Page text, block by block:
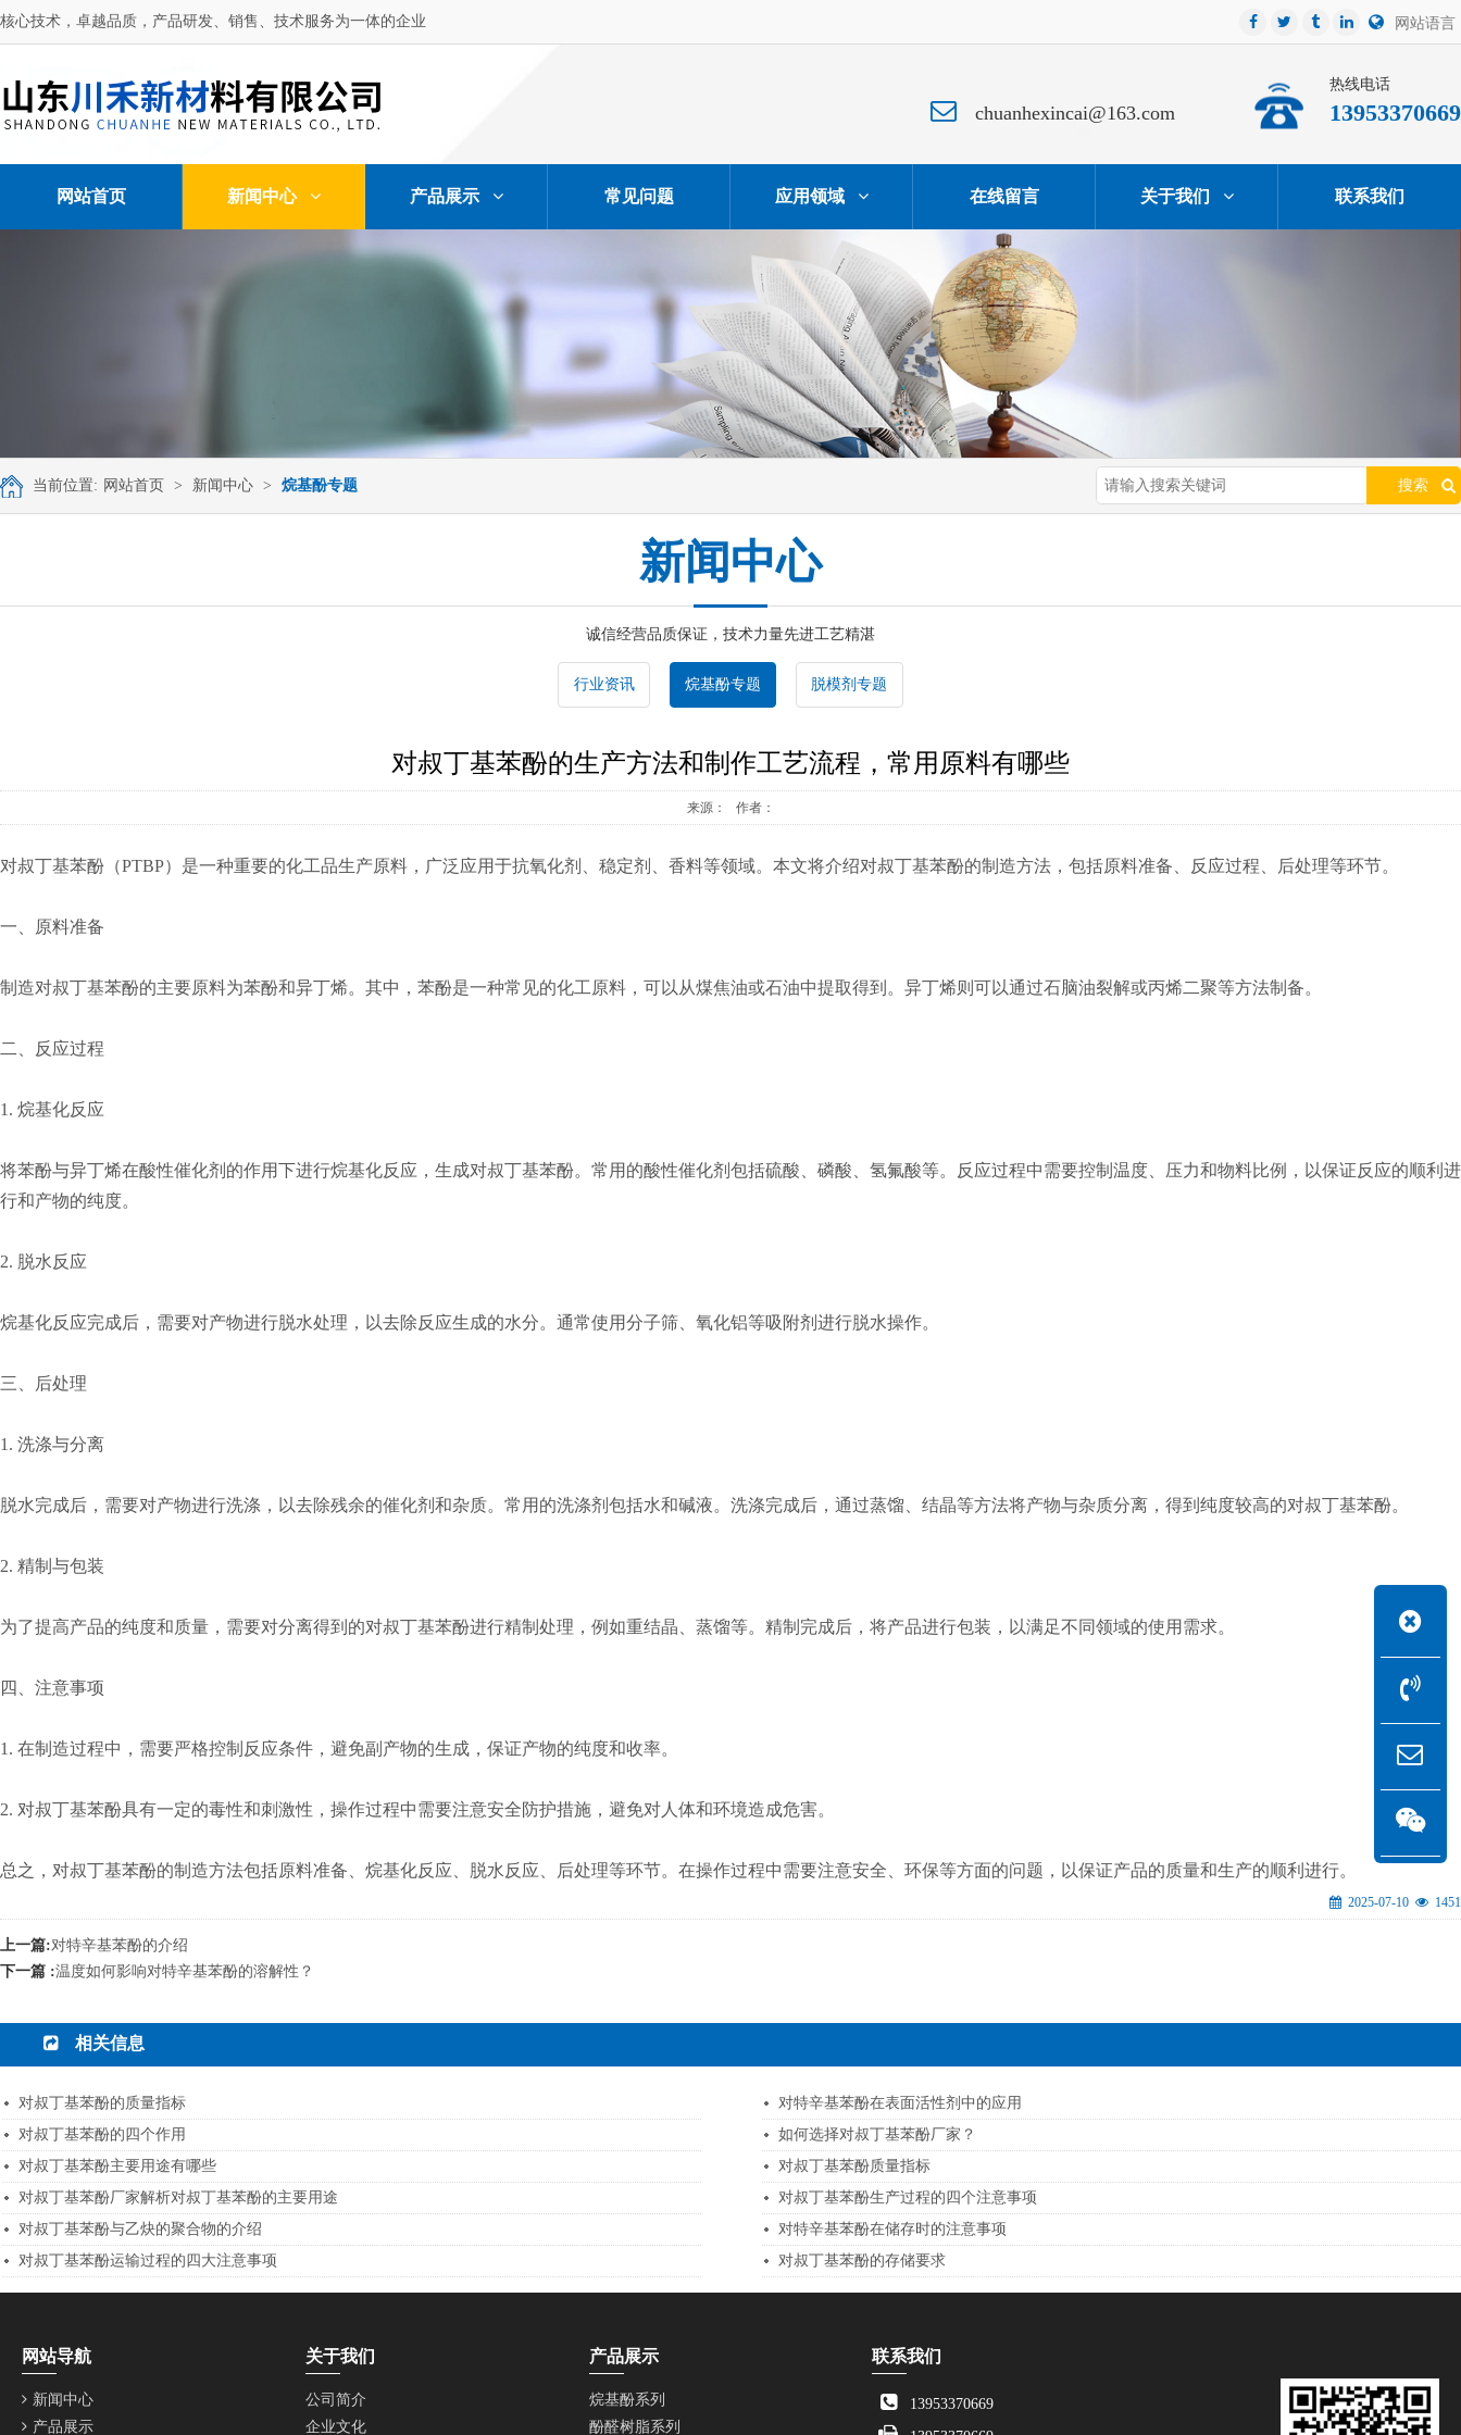
核心技术，卓越品质，产品研发、销售、技术服务为一体的企业 网站语言
热线电话
13953370669
chuanhexincai@163.com
网站首页 新闻中心 产品展示 常见问题 应用领域 在线留言 关于我们 联系我们
当前位置: 网站首页 > 新闻中心 > 烷基酚专题 搜索
新闻中心
诚信经营品质保证，技术力量先进工艺精湛
行业资讯 烷基酚专题 脱模剂专题
对叔丁基苯酚的生产方法和制作工艺流程，常用原料有哪些
来源： 作者：
对叔丁基苯酚（PTBP）是一种重要的化工品生产原料，广泛应用于抗氧化剂、稳定剂、香料等领域。本文将介绍对叔丁基苯酚的制造方法，包括原料准备、反应过程、后处理等环节。
一、原料准备
制造对叔丁基苯酚的主要原料为苯酚和异丁烯。其中，苯酚是一种常见的化工原料，可以从煤焦油或石油中提取得到。异丁烯则可以通过石脑油裂解或丙烯二聚等方法制备。
二、反应过程
1. 烷基化反应
将苯酚与异丁烯在酸性催化剂的作用下进行烷基化反应，生成对叔丁基苯酚。常用的酸性催化剂包括硫酸、磷酸、氢氟酸等。反应过程中需要控制温度、压力和物料比例，以保证反应的顺利进
行和产物的纯度。
2. 脱水反应
烷基化反应完成后，需要对产物进行脱水处理，以去除反应生成的水分。通常使用分子筛、氧化铝等吸附剂进行脱水操作。
三、后处理
1. 洗涤与分离
脱水完成后，需要对产物进行洗涤，以去除残余的催化剂和杂质。常用的洗涤剂包括水和碱液。洗涤完成后，通过蒸馏、结晶等方法将产物与杂质分离，得到纯度较高的对叔丁基苯酚。
2. 精制与包装
为了提高产品的纯度和质量，需要对分离得到的对叔丁基苯酚进行精制处理，例如重结晶、蒸馏等。精制完成后，将产品进行包装，以满足不同领域的使用需求。
四、注意事项
1. 在制造过程中，需要严格控制反应条件，避免副产物的生成，保证产物的纯度和收率。
2. 对叔丁基苯酚具有一定的毒性和刺激性，操作过程中需要注意安全防护措施，避免对人体和环境造成危害。
总之，对叔丁基苯酚的制造方法包括原料准备、烷基化反应、脱水反应、后处理等环节。在操作过程中需要注意安全、环保等方面的问题，以保证产品的质量和生产的顺利进行。
2025-07-10 1451
上一篇:对特辛基苯酚的介绍
下一篇 :温度如何影响对特辛基苯酚的溶解性？
相关信息
对叔丁基苯酚的质量指标
对特辛基苯酚在表面活性剂中的应用
对叔丁基苯酚的四个作用
如何选择对叔丁基苯酚厂家？
对叔丁基苯酚主要用途有哪些
对叔丁基苯酚质量指标
对叔丁基苯酚厂家解析对叔丁基苯酚的主要用途
对叔丁基苯酚生产过程的四个注意事项
对叔丁基苯酚与乙炔的聚合物的介绍
对特辛基苯酚在储存时的注意事项
对叔丁基苯酚运输过程的四大注意事项
对叔丁基苯酚的存储要求
网站导航
新闻中心
产品展示
关于我们
公司简介
企业文化
产品展示
烷基酚系列
酚醛树脂系列
联系我们
13953370669